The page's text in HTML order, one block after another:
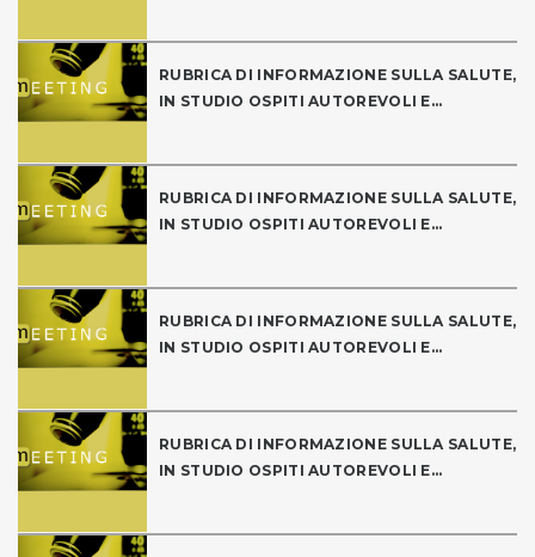
RUBRICA DI INFORMAZIONE SULLA SALUTE,
IN STUDIO OSPITI AUTOREVOLI E...
RUBRICA DI INFORMAZIONE SULLA SALUTE,
IN STUDIO OSPITI AUTOREVOLI E...
RUBRICA DI INFORMAZIONE SULLA SALUTE,
IN STUDIO OSPITI AUTOREVOLI E...
RUBRICA DI INFORMAZIONE SULLA SALUTE,
IN STUDIO OSPITI AUTOREVOLI E...